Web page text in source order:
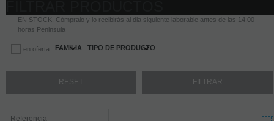
EN STOCK. Cómpralo y lo recibirás al dia siguiente laborable antes de las 14:00
horas Peninsula
en oferta FAMILIA TIPO DE PRODUCTO